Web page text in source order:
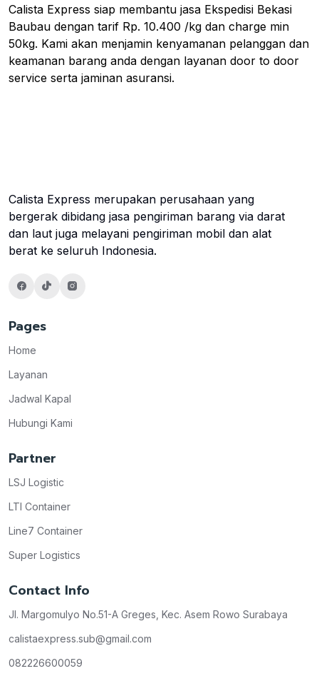
Calista Express siap membantu jasa Ekspedisi Bekasi
Baubau dengan tarif Rp. 10.400 /kg dan charge min
50kg. Kami akan menjamin kenyamanan pelanggan dan
keamanan barang anda dengan layanan door to door
service serta jaminan asuransi.
Calista Express merupakan perusahaan yang
bergerak dibidang jasa pengiriman barang via darat
dan laut juga melayani pengiriman mobil dan alat
berat ke seluruh Indonesia.
Pages
Home
Layanan
Jadwal Kapal
Hubungi Kami
Partner
LSJ Logistic
LTI Container
Line7 Container
Super Logistics
Contact Info
Jl. Margomulyo No.51-A Greges, Kec. Asem Rowo Surabaya
calistaexpress.sub@gmail.com
082226600059